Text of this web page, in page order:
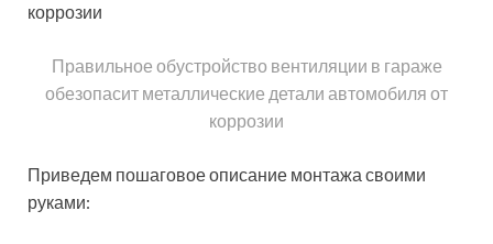
Правильное обустройство вентиляции в гараже
обезопасит металлические детали автомобиля от
коррозии
Приведем пошаговое описание монтажа своими
руками: